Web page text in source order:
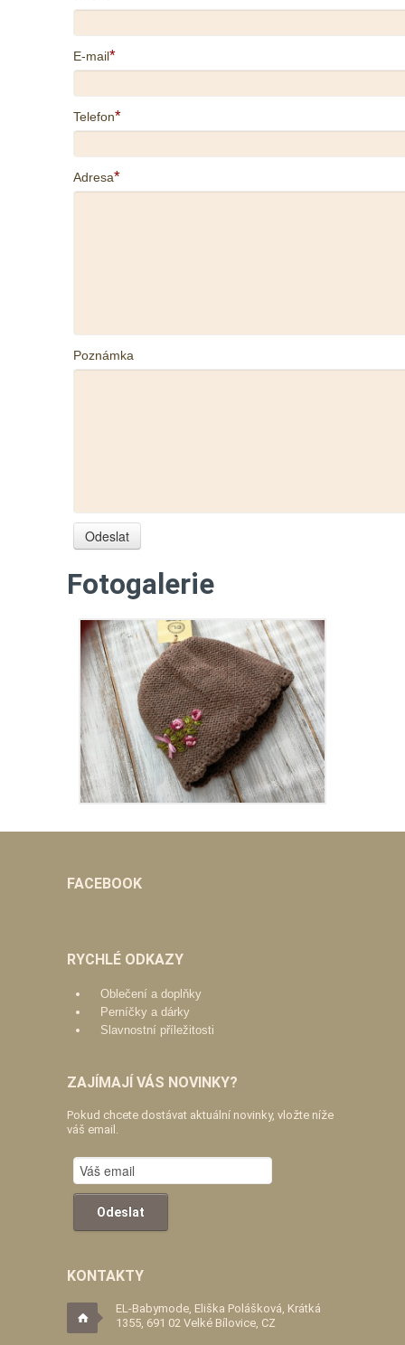
E-mail*
Telefon*
Adresa*
Poznámka
Fotogalerie
FACEBOOK
RYCHLÉ ODKAZY
Oblečení a doplňky
Perníčky a dárky
Slavnostní příležitosti
ZAJÍMAJÍ VÁS NOVINKY?
Pokud chcete dostávat aktuální novinky, vložte níže
váš email.
KONTAKTY
EL-Babymode, Eliška Polášková, Krátká
1355, 691 02 Velké Bílovice, CZ